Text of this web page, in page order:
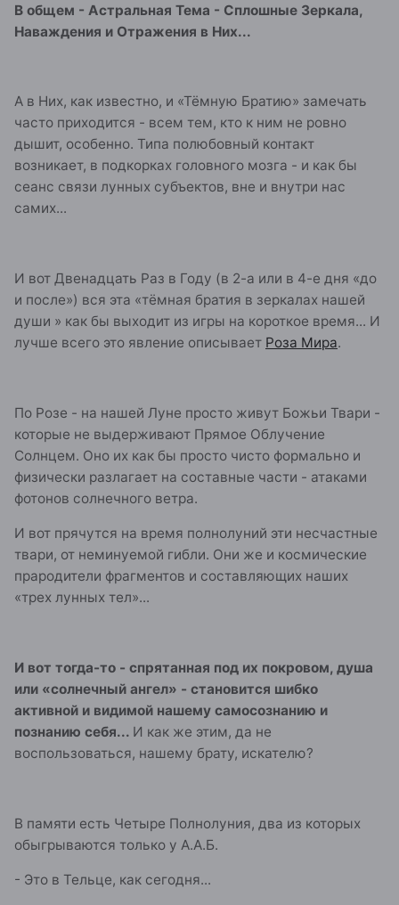
В общем - Астральная Тема - Сплошные Зеркала,
Наваждения и Отражения в Них...
А в Них, как известно, и «Тёмную Братию» замечать
часто приходится - всем тем, кто к ним не ровно
дышит, особенно. Типа полюбовный контакт
возникает, в подкорках головного мозга - и как бы
сеанс связи лунных субъектов, вне и внутри нас
самих...
И вот Двенадцать Раз в Году (в 2-а или в 4-е дня «до
и после») вся эта «тёмная братия в зеркалах нашей
души » как бы выходит из игры на короткое время... И
лучше всего это явление описывает Роза Мира.
По Розе - на нашей Луне просто живут Божьи Твари -
которые не выдерживают Прямое Облучение
Солнцем. Оно их как бы просто чисто формально и
физически разлагает на составные части - атаками
фотонов солнечного ветра.
И вот прячутся на время полнолуний эти несчастные
твари, от неминуемой гибли. Они же и космические
прародители фрагментов и составляющих наших
«трех лунных тел»...
И вот тогда-то - спрятанная под их покровом, душа
или «солнечный ангел» - становится шибко
активной и видимой нашему самосознанию и
познанию себя... И как же этим, да не
воспользоваться, нашему брату, искателю?
В памяти есть Четыре Полнолуния, два из которых
обыгрываются только у А.А.Б.
- Это в Тельце, как сегодня...